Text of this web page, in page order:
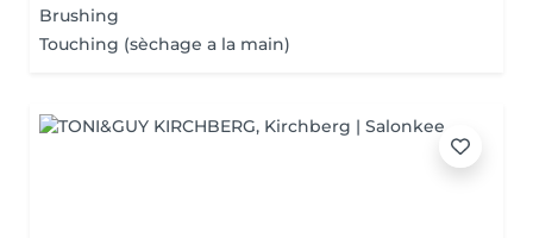
Brushing
Touching (sèchage a la main)